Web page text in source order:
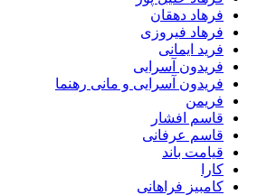
فرهاد دهقان
فرهاد فیروزی
فرید ایمانی
فریدون آسرایی
فریدون آسرایی و مانی رهنما
فریمن
قاسم افشار
قاسم عرفانی
قیامت باند
کارا
کامبیز فراهانی